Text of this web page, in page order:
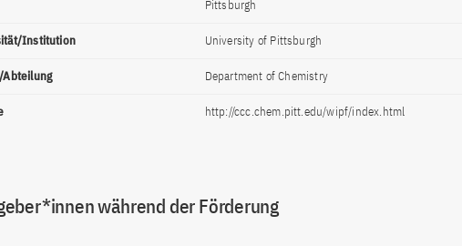
Pittsburgh
Institution University of Pittsburgh
Department of Chemistry
http://ccc.chem.pitt.edu/wipf/index.html
während der Förderung